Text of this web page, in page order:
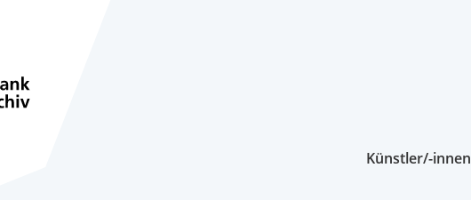
Künstler/-innen